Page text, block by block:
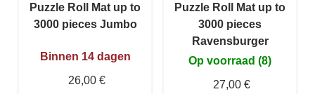
Puzzle Roll Mat up to
3000 pieces Jumbo
Binnen 14 dagen
26,00 €
Puzzle Roll Mat up to
3000 pieces
Ravensburger
Op voorraad (8)
27,00 €